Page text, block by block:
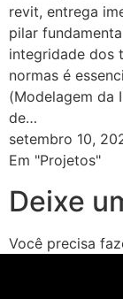
revit, entrega
pilar
integridade dos
normas é
(Modelagem da
de…
setembro 10,
Em "Projetos"
Deixe
Você precisa